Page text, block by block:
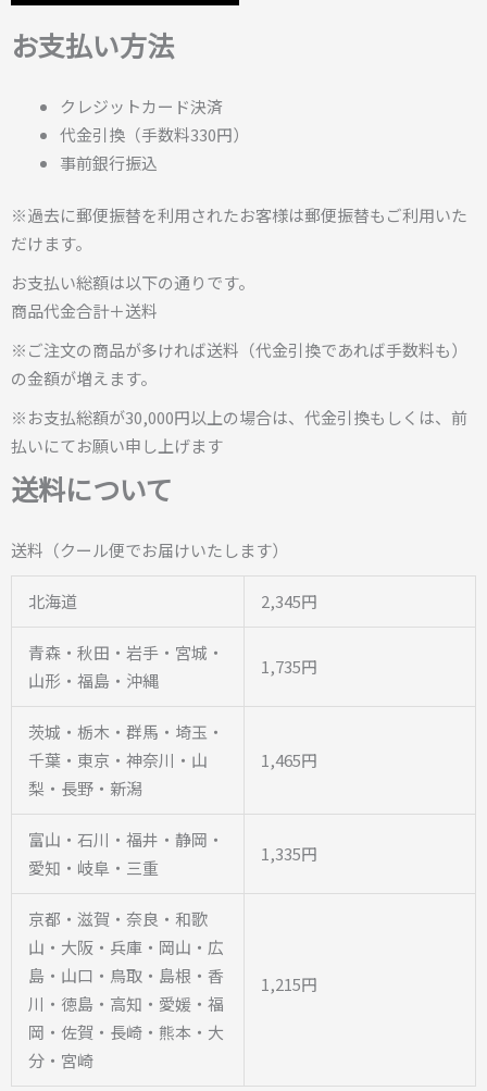
お支払い方法
クレジットカード決済
代金引換（手数料330円）
事前銀行振込
※過去に郵便振替を利用されたお客様は郵便振替もご利用いた
だけます。
お支払い総額は以下の通りです。
商品代金合計＋送料
※ご注文の商品が多ければ送料（代金引換であれば手数料も）
の金額が増えます。
※お支払総額が30,000円以上の場合は、代金引換もしくは、前
払いにてお願い申し上げます
送料について
送料（クール便でお届けいたします）
北海道 2,345円
青森・秋田・岩手・宮城・
山形・福島・沖縄
1,735円
茨城・栃木・群馬・埼玉・
千葉・東京・神奈川・山
梨・長野・新潟
1,465円
富山・石川・福井・静岡・
愛知・岐阜・三重
1,335円
京都・滋賀・奈良・和歌
山・大阪・兵庫・岡山・広
島・山口・鳥取・島根・香
川・徳島・高知・愛媛・福
岡・佐賀・長崎・熊本・大
分・宮崎
1,215円